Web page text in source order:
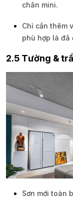
chân mini.
Chỉ cần thêm
phù hợp là đã
2.5 Tường &
Sơn mới toàn